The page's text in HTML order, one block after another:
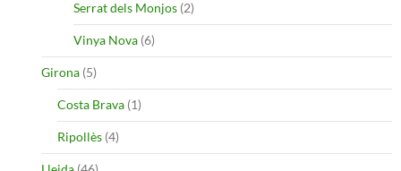
Serrat dels Monjos (2)
Vinya Nova (6)
Girona (5)
Costa Brava (1)
Ripollès (4)